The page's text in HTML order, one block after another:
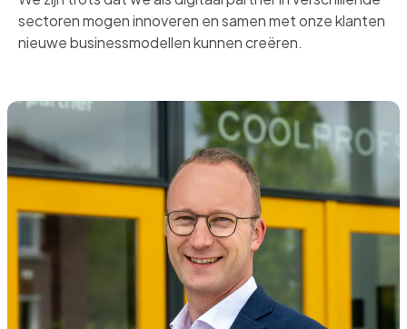
sectoren mogen innoveren en samen met onze klanten
nieuwe businessmodellen kunnen creëren.